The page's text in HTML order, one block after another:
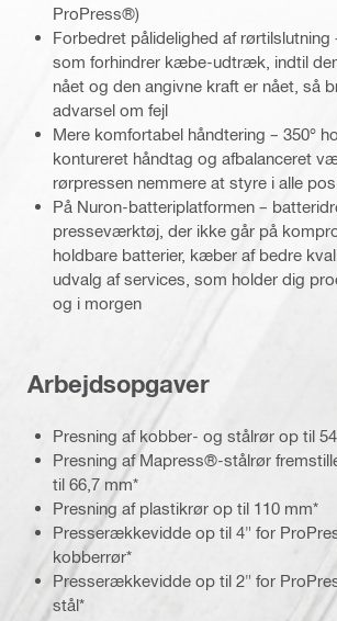
ProPress®)
Forbedret pålidelighed af rørtilslutning
som forhindrer kæbe-udtræk, indtil
nået og den angivne kraft er nået, så
advarsel om fejl
Mere komfortabel håndtering – 350°
kontureret håndtag og afbalanceret
rørpressen nemmere at styre i alle
På Nuron-batteriplatformen –
presseværktøj, der ikke går på
holdbare batterier, kæber af bedre
udvalg af services, som holder dig
og i morgen
Arbejdsopgaver
Presning af kobber- og stålrør op til
Presning af Mapress®-stålrør
til 66,7 mm*
Presning af plastikrør op til 110 mm*
Presserækkevidde op til 4" for
kobberrør*
Presserækkevidde op til 2" for
stål*